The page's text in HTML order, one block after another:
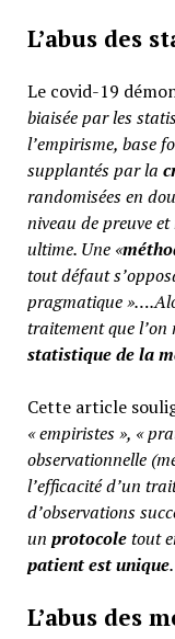
L’abus des
Le covid-19
biaisée par les
l’empirisme, base
supplantés par la
randomisées en
niveau de preuve
ultime. Une «
tout défaut
pragmatique
traitement que l’on
statistique de la
Cette article
« empiristes », «
observationnelle
l’efficacité d’un
d’observations
un protocoletout
patient est unique.
L’abus des